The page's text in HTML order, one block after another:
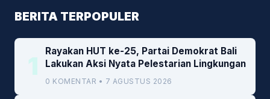
BERITA TERPOPULER
1
Rayakan HUT ke-25, Partai Demokrat Bali
Lakukan Aksi Nyata Pelestarian Lingkungan
0 KOMENTAR • 7 AGUSTUS 2026